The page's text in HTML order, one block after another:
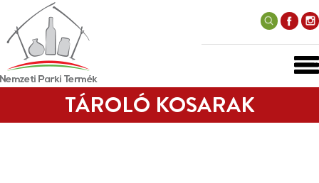
TÁROLÓ KOSARAK